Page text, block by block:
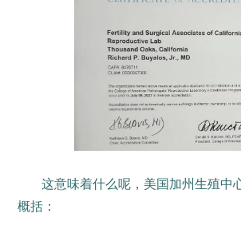
这意味着什么呢，美国加州生殖中
概括：